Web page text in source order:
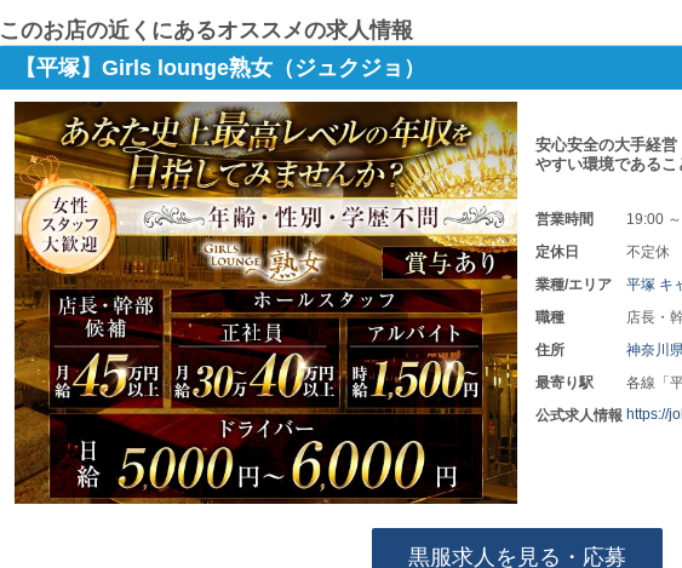
このお店の近くにあるオススメの求人情報
【平塚】Girls lounge熟女（ジュクジョ）
安心安全の大手経
やすい環境であるこ
営業時間
19:00
定休日
不定休
業種/エリア
平塚 キ
職種
店長・
住所
神奈川
最寄り駅
各線「
公式求人情報 https://
黒服求人を見る・応募